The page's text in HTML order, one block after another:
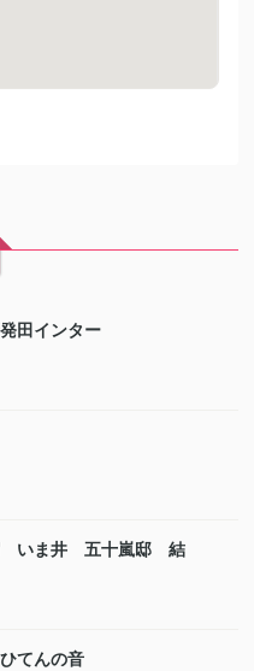
田インター
いま井 五十嵐邸 結
てんの音